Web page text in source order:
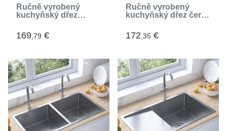
Ručně vyrobený
kuchyňský dřez
(Argent)
169,79 €
Ručně vyrobený
kuchyňský dřez černý
172,35 €